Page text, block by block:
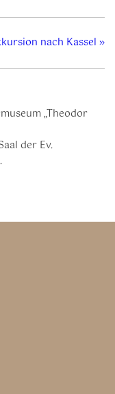
nach Kassel »
„Theodor
der Ev.